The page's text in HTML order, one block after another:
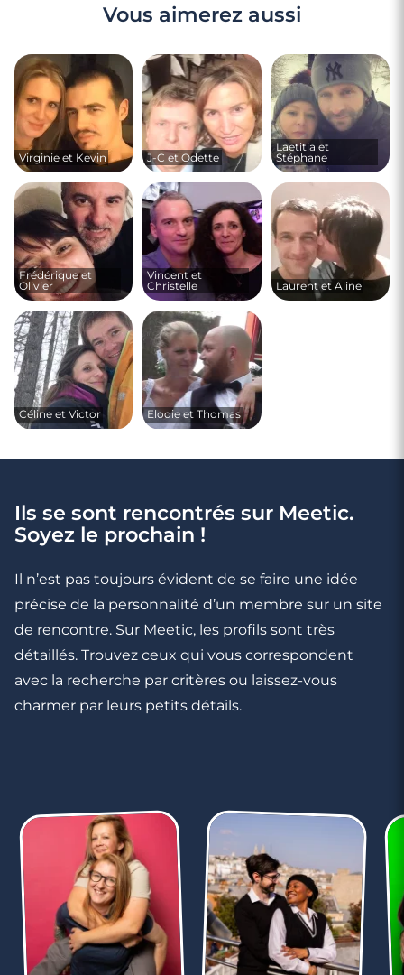
Vous aimerez aussi
Virginie et Kevin J-C et Odette
Laetitia et
Stéphane
Frédérique et
Olivier
Vincent et
Christelle
Laurent et Aline
Céline et Victor Elodie et Thomas
Ils se sont rencontrés sur Meetic.
Soyez le prochain !
Il n’est pas toujours évident de se faire une idée
précise de la personnalité d’un membre sur un site
de rencontre. Sur Meetic, les profils sont très
détaillés. Trouvez ceux qui vous correspondent
avec la recherche par critères ou laissez-vous
charmer par leurs petits détails.